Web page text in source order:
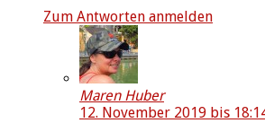
Zum Antworten anmelden
Maren Huber
12. November 2019 bis